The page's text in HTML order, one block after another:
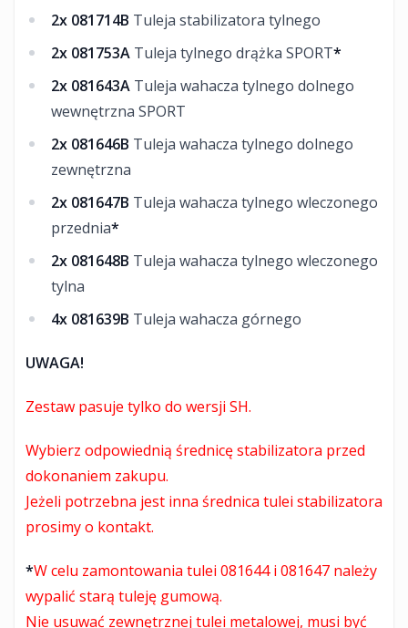
2x 081714B Tuleja stabilizatora tylnego
2x 081753A Tuleja tylnego drążka SPORT*
2x 081643A Tuleja wahacza tylnego dolnego
wewnętrzna SPORT
2x 081646B Tuleja wahacza tylnego dolnego
zewnętrzna
2x 081647B Tuleja wahacza tylnego wleczonego
przednia*
2x 081648B Tuleja wahacza tylnego wleczonego
tylna
4x 081639B Tuleja wahacza górnego
UWAGA!
Zestaw pasuje tylko do wersji SH.
Wybierz odpowiednią średnicę stabilizatora przed
dokonaniem zakupu.
Jeżeli potrzebna jest inna średnica tulei stabilizatora
prosimy o kontakt.
*W celu zamontowania tulei 081644 i 081647 należy
wypalić starą tuleję gumową.
Nie usuwać zewnętrznej tulei metalowej, musi być